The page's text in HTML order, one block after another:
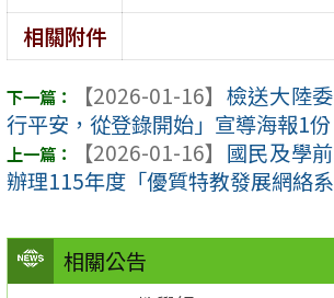
相關公告
相關附件
【2026-01-16】 檢送大陸
行平安，從登錄開始」宣導海報1份
【2026-01-16】 國民及學
辦理115年度「優質特教發展網絡